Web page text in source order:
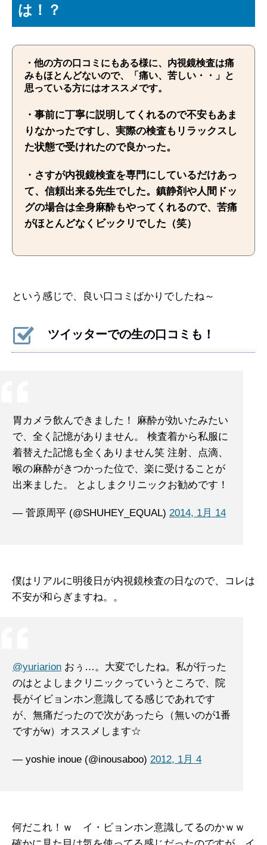
は！？
・他の方の口コミにもある様に、内視鏡検査は痛
みもほとんどないので、「痛い、苦しい・・」と
思っている方にはオススメです。
・事前に丁寧に説明してくれるので不安もあま
りなかったですし、実際の検査もリラックスし
た状態で受けれたので良かった。
・さすが内視鏡検査を専門にしているだけあっ
て、信頼出来る先生でした。鎮静剤や人間ドッ
グの場合は全身麻酔もやってくれるので、苦痛
がほとんどなくビックリでした（笑）
という感じで、良い口コミばかりでしたね～
ツイッターでの生の口コミも！
胃カメラ飲んできました！ 麻酔が効いたみたい
で、全く記憶がありません。 検査着から私服に
着替えた記憶も全くありません笑 注射、点滴、
喉の麻酔がきつかった位で、楽に受けることが
出来ました。 とよしまクリニックお勧めです！
— 菅原周平 (@SHUHEY_EQUAL) 2014, 1月 14
僕はリアルに明後日が内視鏡検査の日なので、コレは
不安が和らぎますね。。
@yuriarion おぅ…。大変でしたね。私が行った
のはとよしまクリニックっていうところで、院
長がイビョンホン意識してる感じであれです
が、無痛だったので次があったら（無いのが1番
ですがw）オススメします☆
— yoshie inoue (@inousaboo) 2012, 1月 4
何だこれ！ｗ イ・ビョンホン意識してるのかｗｗ